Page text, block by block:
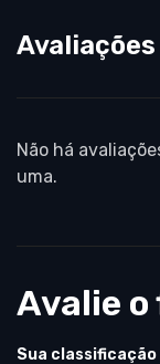
Não há
uma.
Avalie o
Sua classificação